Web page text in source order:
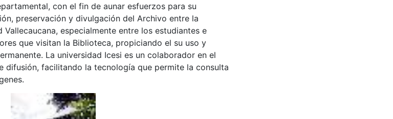
con el fin de aunar esfuerzos para su
preservación y divulgación del Archivo entre la
Vallecaucana, especialmente entre los estudiantes e
que visitan la Biblioteca, propiciando el su uso y
La universidad Icesi es un colaborador en el
difusión, facilitando la tecnología que permite la consulta